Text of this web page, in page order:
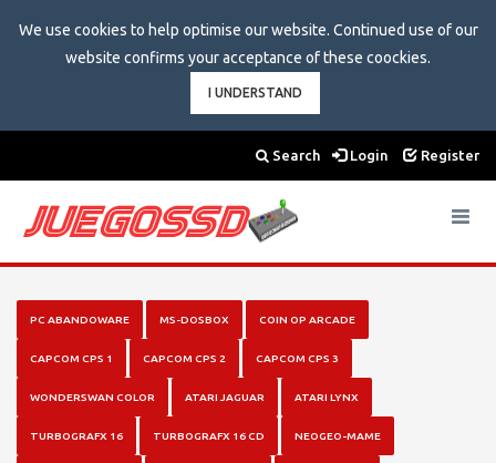
We use cookies to help optimise our website. Continued use of our
website confirms your acceptance of these coockies.
I UNDERSTAND
Search Login Register
Toggle
PC ABANDOWARE MS-DOSBOX COIN OP ARCADE
CAPCOM CPS 1 CAPCOM CPS 2 CAPCOM CPS 3
WONDERSWAN COLOR ATARI JAGUAR ATARI LYNX
TURBOGRAFX 16 TURBOGRAFX 16 CD NEOGEO-MAME